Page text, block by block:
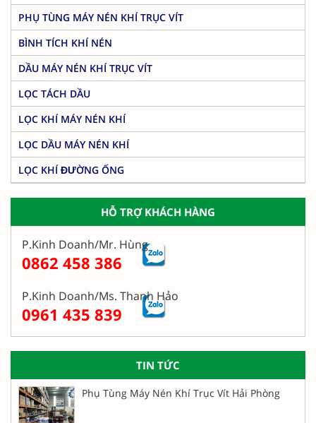
PHỤ TÙNG MÁY NÉN KHÍ TRỤC VÍT
BÌNH TÍCH KHÍ NÉN
DẦU MÁY NÉN KHÍ TRỤC VÍT
LỌC TÁCH DẦU
LỌC KHÍ MÁY NÉN KHÍ
LỌC DẦU MÁY NÉN KHÍ
LỌC KHÍ ĐƯỜNG ỐNG
HỖ TRỢ KHÁCH HÀNG
P.Kinh Doanh/Mr. Hùng
0862 458 386
P.Kinh Doanh/Ms. Thanh Hảo
0961 435 839
TIN TỨC
Phụ Tùng Máy Nén Khí Trục Vít Hải Phòng